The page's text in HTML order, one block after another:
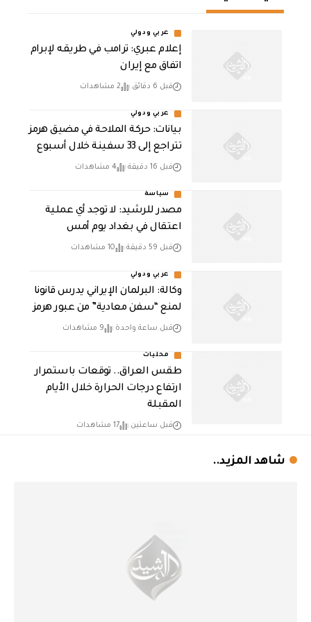
عربي ودولي
إعلام عبري: ترامب في طريقه لإبرام
اتفاق مع إيران
قبل 6 دقائق 2 مشاهدات
عربي ودولي
بيانات: حركة الملاحة في مضيق هرمز
تتراجع إلى 33 سفينة خلال أسبوع
قبل 16 دقيقة 4 مشاهدات
سياسة
مصدر للرشيد: لا توجد أي عملية
اعتقال في بغداد يوم أمس
قبل 59 دقيقة 10 مشاهدات
عربي ودولي
وكالة: البرلمان الإيراني يدرس قانونا
لمنع “سفن معادية” من عبور هرمز
قبل ساعة واحدة 9 مشاهدات
محليات
طقس العراق.. توقعات باستمرار
ارتفاع درجات الحرارة خلال الأيام
المقبلة
قبل ساعتين 17 مشاهدات
شاهد المزيد..